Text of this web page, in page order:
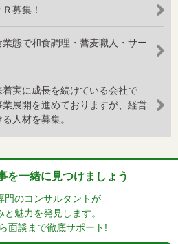
募集！
業態で和食調理・蕎麦職人・サー
着実に成長を続けている会社で
展開を進めておりますが、経営
人材を募集。
を一緒に見つけましょう
門のコンサルタントが
と魅力を発見します。
面談まで徹底サポート!